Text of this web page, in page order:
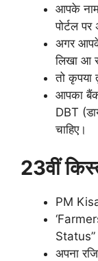
आपके नाम
पोर्टल पर
अगर
लिखा आ
तो कृपया
आपका
DBT
चाहिए।
23वीं
PM
Status”
अपना